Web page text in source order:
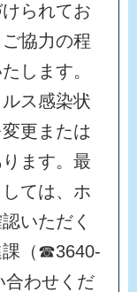
られてお
協力の程
します。
ス感染状
更または
ます。最
ては、ホ
いただく
課（☎3640-
合わせくだ